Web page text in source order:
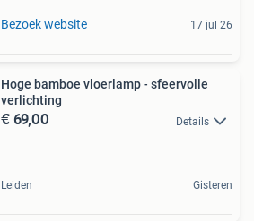
Bezoek website 17 jul 26
Hoge bamboe vloerlamp - sfeervolle
verlichting
€ 69,00 Details
Leiden Gisteren